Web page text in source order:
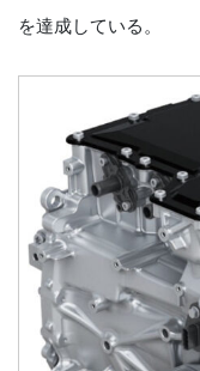
を達成している。